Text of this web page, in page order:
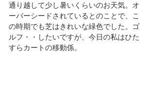
通り越して少し暑いくらいのお天気。オ
ーバーシードされているとのことで、こ
の時期でも芝はきれいな緑色でした。ゴ
ルフ・・したいですが、今日の私はひた
すらカートの移動係。